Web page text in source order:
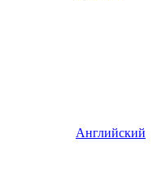
Английский